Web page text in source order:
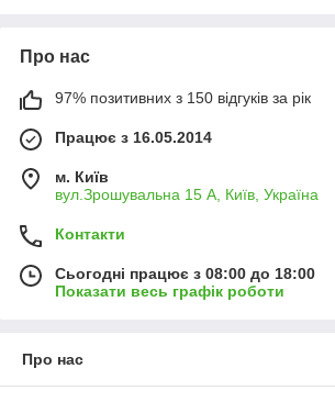
Про нас
97% позитивних з 150 відгуків за рік
Працює з 16.05.2014
м. Київ
вул.Зрошувальна 15 А, Київ, Україна
Контакти
Сьогодні працює з 08:00 до 18:00
Показати весь графік роботи
Про нас